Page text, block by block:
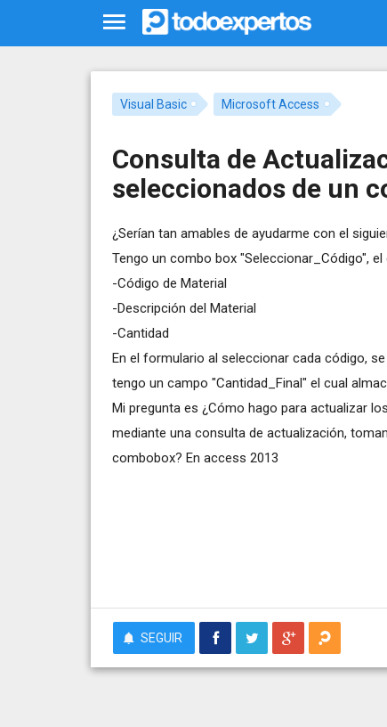
Visual Basic Microsoft Access
Consulta de
seleccionados de un
¿Serían tan amables de ayudarme con el
Tengo un combo box "Seleccionar_Código",
-Código de Material
-Descripción del Material
-Cantidad
En el formulario al seleccionar cada código,
tengo un campo "Cantidad_Final" el cual
Mi pregunta es ¿Cómo hago para actualizar
mediante una consulta de actualización,
combobox? En access 2013
SEGUIR